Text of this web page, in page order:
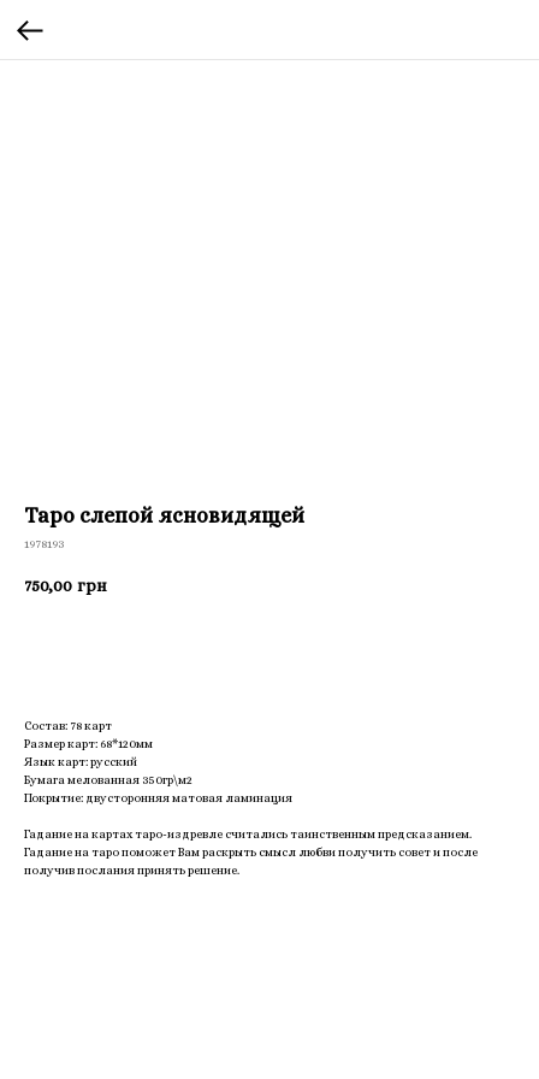
Таро слепой ясновидящей
1978193
750,00 грн
Состав: 78 карт
Размер карт: 68*120мм
Язык карт: русский
Бумага мелованная 350гр\м2
Покрытие: двусторонняя матовая ламинация
Гадание на картах таро-издревле считались таинственным предсказанием.
Гадание на таро поможет Вам раскрыть смысл любви получить совет и после
получив послания принять решение.